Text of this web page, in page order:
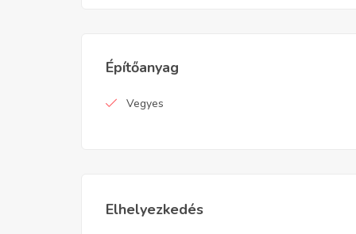
Építőanyag
Vegyes
Elhelyezkedés